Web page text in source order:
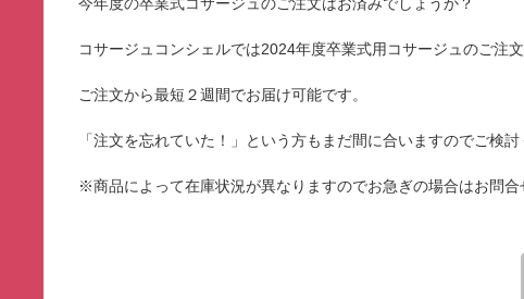
コサージュコンシェルでは2024年度卒業式用コサージュのご注
ご注文から最短２週間でお届け可能です。
「注文を忘れていた！」という方もまだ間に合いますのでご検討
※商品によって在庫状況が異なりますのでお急ぎの場合はお問合